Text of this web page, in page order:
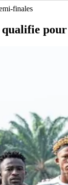
finales